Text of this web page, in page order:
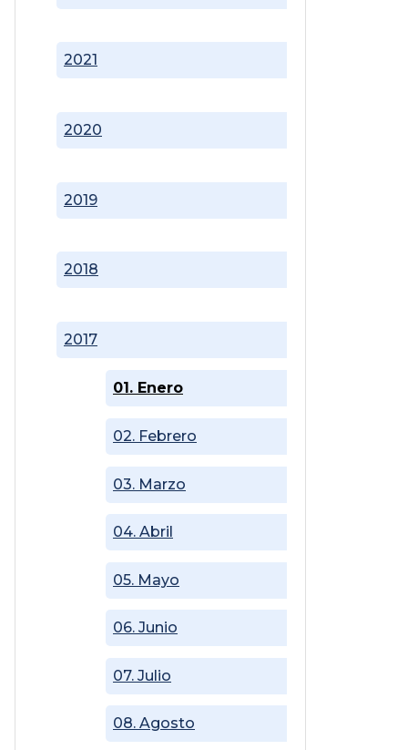
2017
01. Enero
02. Febrero
03. Marzo
04. Abril
05. Mayo
06. Junio
07. Julio
08. Agosto
2018
2019
2020
2021